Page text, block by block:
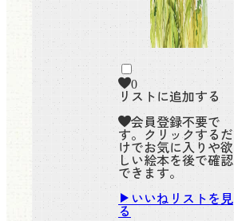
0
リストに追加する
会員登録不要で
す。クリックするだ
けでお気に入りや欲
しい絵本を後で確認
できます。
いいねリストを見
る